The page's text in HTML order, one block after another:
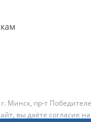
Минск, пр-т
вы даёте согласие